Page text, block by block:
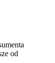
od